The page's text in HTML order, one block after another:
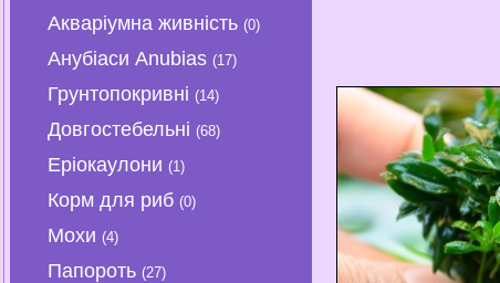
Акваріумна живність(0)
Анубіаси Anubias(17)
Грунтопокривні(14)
Довгостебельні(68)
Еріокаулони(1)
Корм для риб(0)
Мохи(4)
Папороть(27)